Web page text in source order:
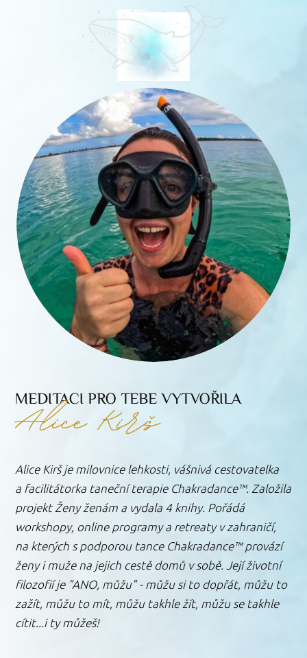
MEDITACI PRO TEBE VYTVOŘILA
Alice Kirš
Alice Kirš je milovnice lehkosti, vášnivá cestovatelka
a facilitátorka taneční terapie Chakradance™. Založila
projekt Ženy ženám a vydala 4 knihy. Pořádá
workshopy, online programy a retreaty v zahraničí,
na kterých s podporou tance Chakradance™ provází
ženy i muže na jejich cestě domů v sobě. Její životní
filozofií je "ANO, můžu" - můžu si to dopřát, můžu to
zažít, můžu to mít, můžu takhle žít, můžu se takhle
cítit...i ty můžeš!